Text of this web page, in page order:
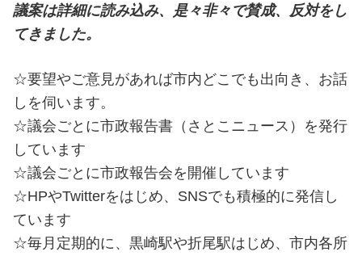
議案は詳細に読み込み、是々非々で賛成、反対をし
てきました。
☆要望やご意見があれば市内どこでも出向き、お話
しを伺います。
☆議会ごとに市政報告書（さとこニュース）を発行
しています
☆議会ごとに市政報告会を開催しています
☆HPやTwitterをはじめ、SNSでも積極的に発信し
ています
☆毎月定期的に、黒崎駅や折尾駅はじめ、市内各所